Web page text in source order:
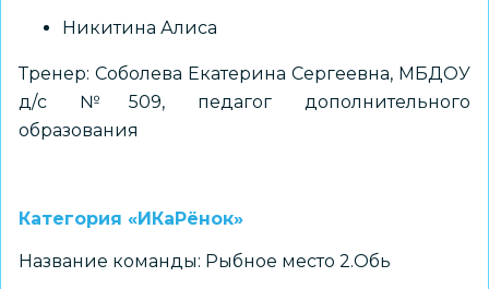
Никитина Алиса
Тренер: Соболева Екатерина Сергеевна, МБДОУ
д/с №509, педагог дополнительного
образования
Категория «ИКаРёнок»
Название команды: Рыбное место 2.Обь